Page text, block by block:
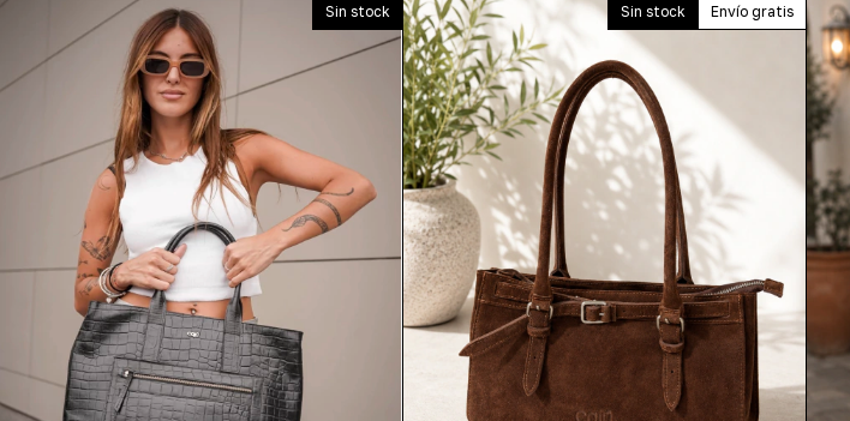
Sin stock Sin stock Envío gratis